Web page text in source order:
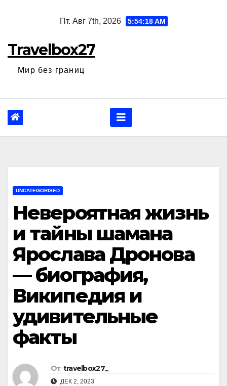
Пт. Авг 7th, 2026 5:54:19 AM
Travelbox27
Мир без границ
UNCATEGORISED
Невероятная жизнь
и тайны шамана
Ярослава Дронова
— биография,
Википедия и
удивительные
факты
От travelbox27_
ДЕК 2, 2023